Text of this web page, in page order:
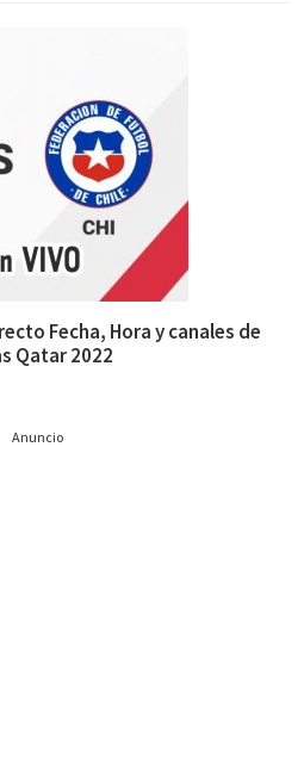
Fecha, Hora y canales de
Qatar 2022
Anuncio